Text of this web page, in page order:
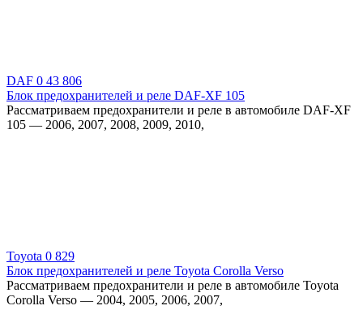
DAF 0 43 806
Блок предохранителей и реле DAF-XF 105
Рассматриваем предохранители и реле в автомобиле DAF-XF
105 — 2006, 2007, 2008, 2009, 2010,
Toyota 0 829
Блок предохранителей и реле Toyota Corolla Verso
Рассматриваем предохранители и реле в автомобиле Toyota
Corolla Verso — 2004, 2005, 2006, 2007,